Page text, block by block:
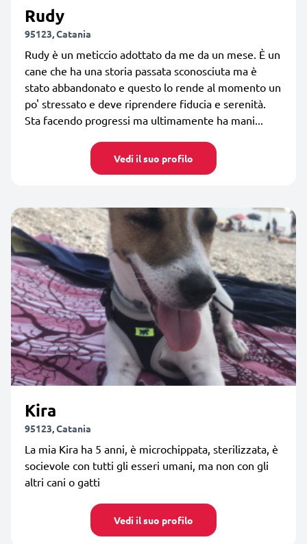
Rudy
95123, Catania
Rudy è un meticcio adottato da me da un mese. È un
cane che ha una storia passata sconosciuta ma è
stato abbandonato e questo lo rende al momento un
po' stressato e deve riprendere fiducia e serenità.
Sta facendo progressi ma ultimamente ha mani...
Vedi il suo profilo
Kira
95123, Catania
La mia Kira ha 5 anni, è microchippata, sterilizzata, è
socievole con tutti gli esseri umani, ma non con gli
altri cani o gatti
Vedi il suo profilo